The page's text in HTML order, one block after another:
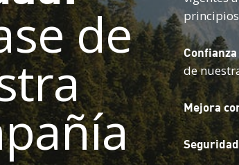
de
de
Mejora